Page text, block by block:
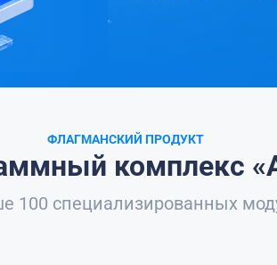
ФЛАГМАНСКИЙ ПРОДУКТ
комплекс
100 специализированных